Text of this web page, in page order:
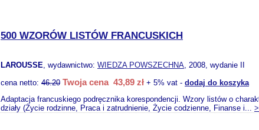
500 WZORÓW LISTÓW FRANCUSKICH
LAROUSSE, wydawnictwo: WIEDZA POWSZECHNA, 2008, wydanie II
cena netto: 46.20 Twoja cena 43,89 zł + 5% vat - dodaj do koszyka
Adaptacja francuskiego podręcznika korespondencji. Wzory listów o
działy (Życie rodzinne, Praca i zatrudnienie, Życie codzienne, Finanse i...